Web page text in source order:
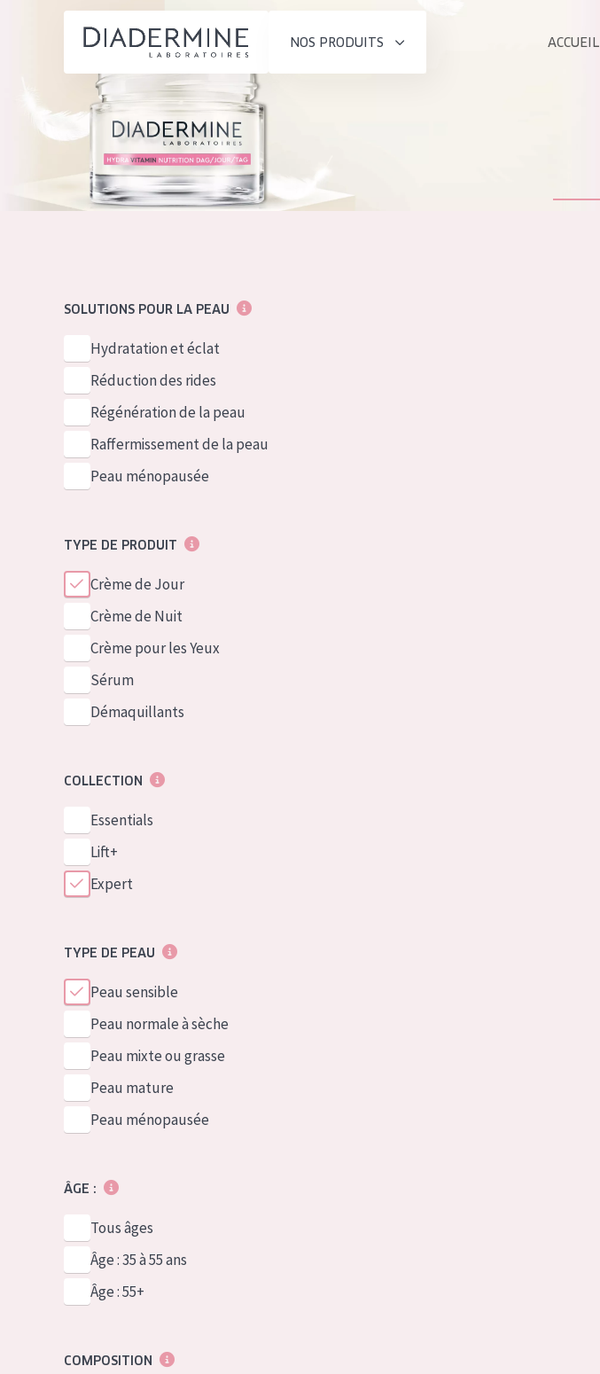
NOS PRODUITS
SOLUTIONS POUR LA PEAU
Hydratation et éclat
Réduction des rides
Peau ménopausée
Crème de Nuit
ACCUEIL
Composition
À propos
SOLUTIONS POUR LA PEAU
Hydratation et éclat
Réduction des rides
Régénération de la peau
Raffermissement de la peau
Peau ménopausée
TYPE DE PRODUIT
Crème de Jour
Crème de Nuit
Crème pour les Yeux
Sérum
Démaquillants
COLLECTION
Essentials
Lift+
Expert
TYPE DE PEAU
Peau sensible
Peau normale à sèche
Peau mixte ou grasse
Peau mature
Peau ménopausée
ÂGE :
Tous âges
Âge : 35 à 55 ans
Âge : 55+
COMPOSITION